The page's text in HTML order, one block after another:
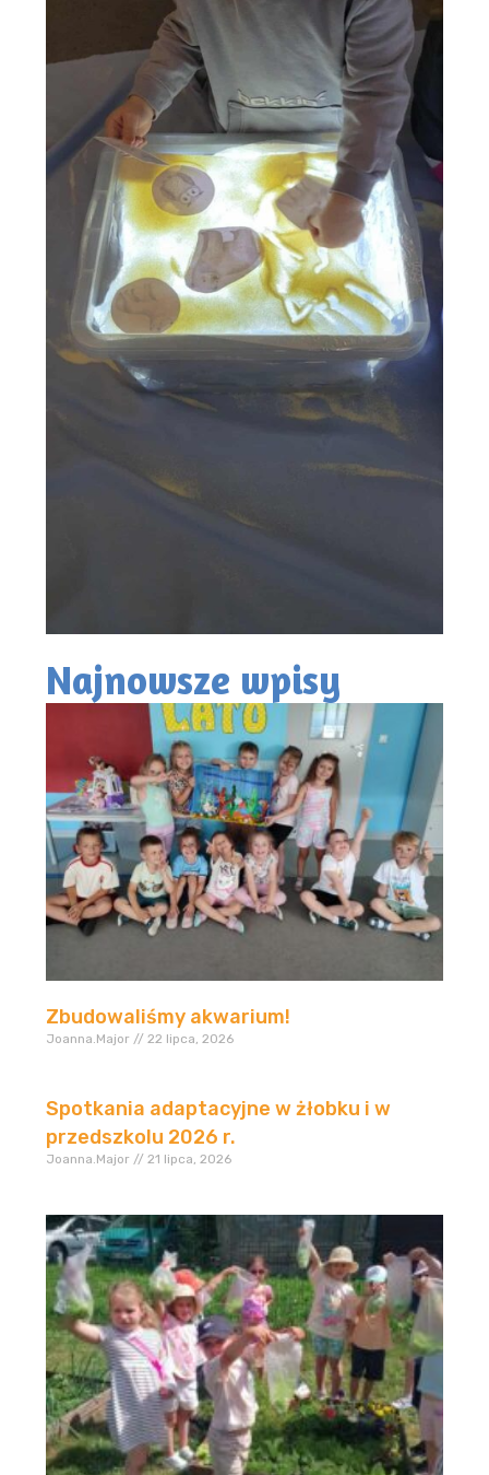
Najnowsze wpisy
Zbudowaliśmy akwarium!
Joanna.Major 22 lipca, 2026
Spotkania adaptacyjne w żłobku i w
przedszkolu 2026 r.
Joanna.Major 21 lipca, 2026